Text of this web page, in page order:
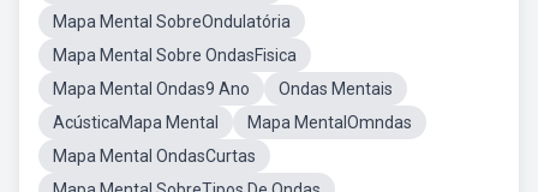
Mapa Mental SobreOndulatória
Mapa Mental Sobre OndasFisica
Mapa Mental Ondas9 Ano
Ondas Mentais
AcústicaMapa Mental
Mapa MentalOmndas
Mapa Mental OndasCurtas